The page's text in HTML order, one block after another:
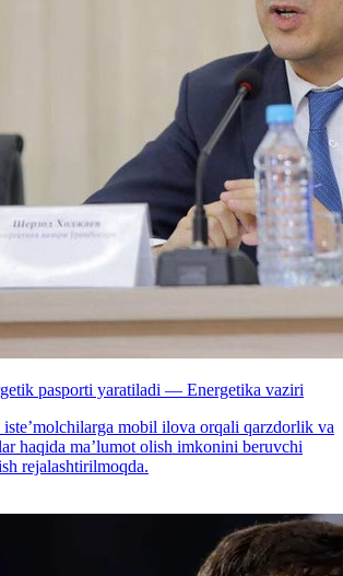
pasporti yaratiladi — Energetika vaziri
iste’molchilarga mobil ilova orqali qarzdorlik va
haqida ma’lumot olish imkonini beruvchi
rejalashtirilmoqda.